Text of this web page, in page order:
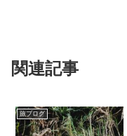
関連記事
旅ブログ